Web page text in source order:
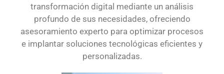
transformación digital mediante un análisis
profundo de sus necesidades, ofreciendo
asesoramiento experto para optimizar procesos
e implantar soluciones tecnológicas eficientes y
personalizadas.